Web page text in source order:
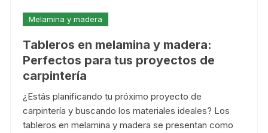
Melamina y madera
Tableros en melamina y madera:
Perfectos para tus proyectos de
carpintería
¿Estás planificando tu próximo proyecto de
carpintería y buscando los materiales ideales? Los
tableros en melamina y madera se presentan como